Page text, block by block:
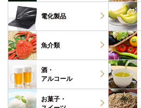
電化製品
魚介類
酒・
アルコール
お菓子・